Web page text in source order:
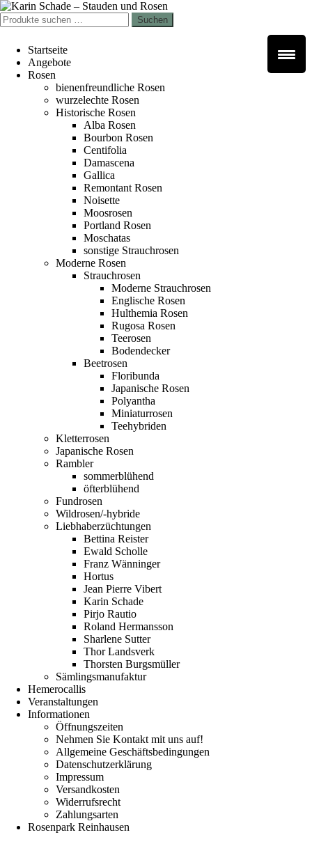
Zur
Navigation
springen
Zum
Inhalt
springen
Suchen
nach:
Suchen
Startseite
Angebote
Rosen
bienenfreundliche Rosen
wurzelechte Rosen
Historische Rosen
Alba Rosen
Bourbon Rosen
Centifolia
Damascena
Gallica
Remontant Rosen
Noisette
Moosrosen
Portland Rosen
Moschatas
sonstige Strauchrosen
Moderne Rosen
Strauchrosen
Moderne Strauchrosen
Englische Rosen
Hulthemia Rosen
Rugosa Rosen
Teerosen
Bodendecker
Beetrosen
Floribunda
Japanische Rosen
Polyantha
Miniaturrosen
Teehybriden
Kletterrosen
Japanische Rosen
Rambler
sommerblühend
öfterblühend
Fundrosen
Wildrosen/-hybride
Liebhaberzüchtungen
Bettina Reister
Ewald Scholle
Franz Wänninger
Hortus
Jean Pierre Vibert
Karin Schade
Pirjo Rautio
Roland Hermansson
Sharlene Sutter
Thor Landsverk
Thorsten Burgsmüller
Sämlingsmanufaktur
Hemerocallis
Veranstaltungen
Informationen
Öffnungszeiten
Nehmen Sie Kontakt mit uns auf!
Allgemeine Geschäftsbedingungen
Datenschutzerklärung
Impressum
Versandkosten
Widerrufsrecht
Zahlungsarten
Rosenpark Reinhausen